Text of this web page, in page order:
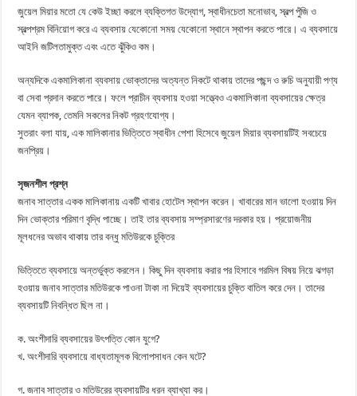
জুয়েল মিয়ার মতো যে কেউ ইচ্ছা করলে ব্যক্তিগত উদ্যোগ, স্বাধীনচেতা মনোভাব, স্বল্প পুঁজি ও
স্বল্পশ্রম বিনিয়োগ করে এ ব্যবসায় যেকোনো সময় যেকোনো স্থানে স্থাপন করতে পারে। এ ব্যবসায়ে
আইনি জটিলতামুক্ত এবং এতে ঝুঁকিও কম।
অন্যদিকে একমালিকানা ব্যবসায় ভোক্তাদের অত্যন্ত নিকটে থাকায় তাদের পছন্দ ও রুচি অনুযায়ী পণ্য
বা সেবা প্রদান করতে পারে। ফলে প্রাচীন ব্যবসায় হওয়া সত্ত্বেও একমালিকানা ব্যবসায়ের ক্ষেত্র
যেমন ব্যাপক, তেমনি সকলের নিকট গ্রহণযোগ্য।
সুতরাং বলা যায়, এক মালিকানার ভিত্তিতে স্বাধীন পেশা হিসেবে জুয়েল মিয়ার ব্যবসায়টিই সবচেয়ে
জনপ্রিয়।
সৃজনশীল প্রশ্ন
জনাব সাত্তার একক মালিকানায় একটি খাবার হোটেল স্থাপন করেন। খাবারের মান ভালো হওয়ায় দিন
দিন ভোক্তার পরিমাণ বৃদ্ধি পাচ্ছে। তাই তার ব্যবসায় সম্প্রসারণের দরকার হয়। প্রয়োজনীয়
মূলধনের অভাব থাকায় তার বন্ধু মতিউরকে চুক্তির
ভিত্তিতে ব্যবসায়ে অন্তর্ভুক্ত করলেন। কিছু দিন ব্যবসায় করার পর হিসাবে গরমিল বিষয় নিয়ে ঝগড়া
হওয়ায় জনাব সাত্তার মতিউরকে পাওনা টাকা না দিয়েই ব্যবসায়ের চুক্তি বাতিল করে দেন। তাদের
ব্যবসায়টি নিবন্ধিত ছিল না।
ক. অংশীদারি ব্যবসায়ের উৎপত্তি কোন যুগে?
খ. অংশীদারি ব্যবসায়ে বাধ্যতামূলক বিলোপসাধন কেন ঘটে?
গ. জনাব সাত্তার ও মতিউরের ব্যবসায়টির ধরন ব্যাখ্যা কর।